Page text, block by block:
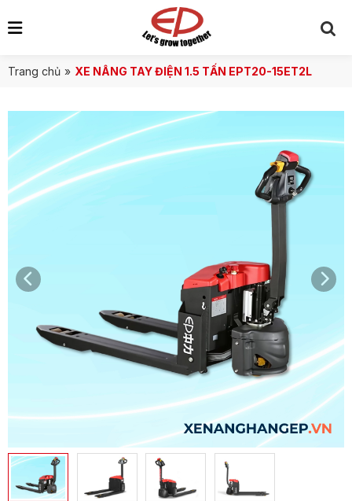
Trang chủ » XE NÂNG TAY ĐIỆN 1.5 TẤN EPT20-15ET2L